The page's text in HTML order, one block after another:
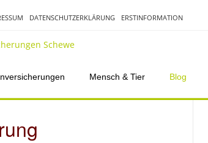
DATENSCHUTZERKLÄRUNG ERSTINFORMATION
Mensch & Tier Blog